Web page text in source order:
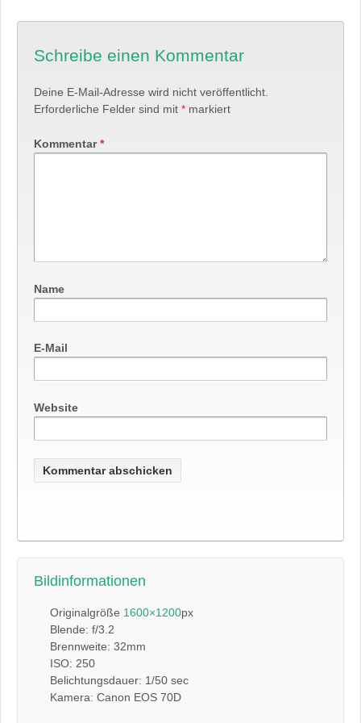
Schreibe einen Kommentar
Deine E-Mail-Adresse wird nicht veröffentlicht.
Erforderliche Felder sind mit * markiert
Kommentar*
Name
E-Mail
Website
Bildinformationen
Originalgröße 1600×1200px
Blende: f/3.2
Brennweite: 32mm
ISO: 250
Belichtungsdauer: 1/50 sec
Kamera: Canon EOS 70D